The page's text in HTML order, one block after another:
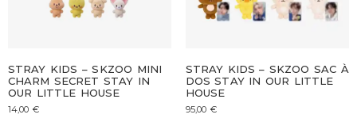
STRAY KIDS – SKZOO MINI
CHARM SECRET STAY IN
OUR LITTLE HOUSE
14,00€
STRAY KIDS – SKZOO SAC À
DOS STAY IN OUR LITTLE
HOUSE
95,00 €